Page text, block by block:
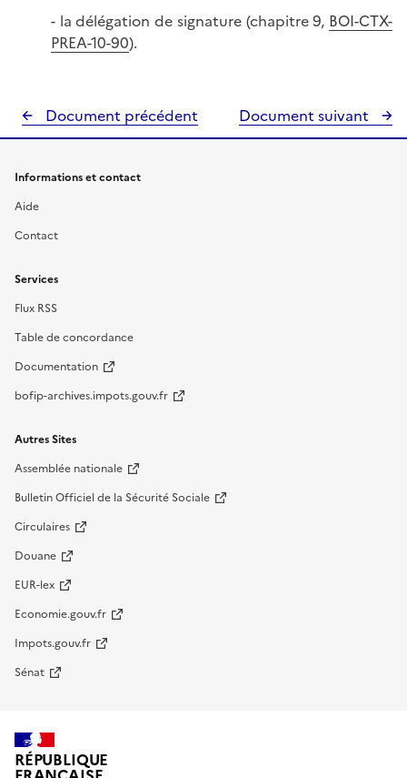
- la délégation de signature (chapitre 9, BOI-CTX-
PREA-10-90).
Document précédent Document suivant
Informations et contact
Aide
Contact
Services
Flux RSS
Table de concordance
Documentation
bofip-archives.impots.gouv.fr
Autres Sites
Assemblée nationale
Bulletin Officiel de la Sécurité Sociale
Circulaires
Douane
EUR-lex
Economie.gouv.fr
Impots.gouv.fr
Sénat
RÉPUBLIQUE